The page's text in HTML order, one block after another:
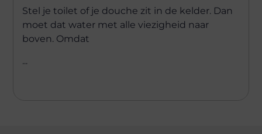
Stel je toilet of je douche zit in de kelder. Dan
moet dat water met alle viezigheid naar
boven. Omdat
...